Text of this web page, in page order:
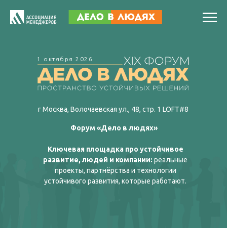
1 октября 2026
Ключевая площадка про устойчивое
развитие, людей и компании: реальные
проекты, партнёрства и технологии
устойчивого развития, которые работают.
Форум «Дело в людях»
г Москва, Волочаевская ул., 48, стр. 1 LOFT#8